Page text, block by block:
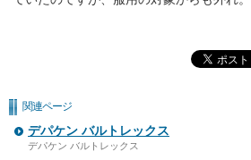
関連ページ
デパケン バルトレックス
デパケン バルトレックス